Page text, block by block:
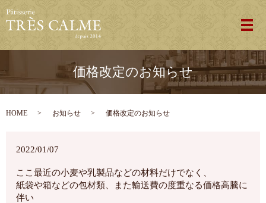
メ
価格改定のお知らせ
HOME お知らせ 価格改定のお知らせ
2022/01/07
ここ最近の小麦や乳製品などの材料だけでなく、
紙袋や箱などの包材類、また輸送費の度重なる価格高騰に
伴い